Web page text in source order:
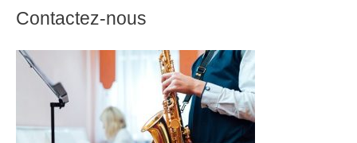
Contactez-nous